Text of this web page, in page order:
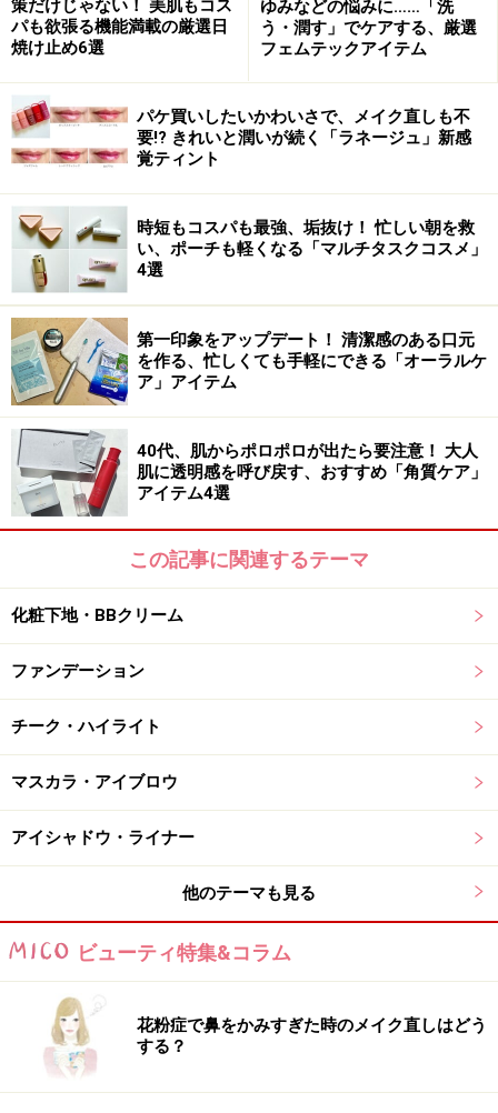
ルナソル モデリングウォーターリクイド
ファンデーション 25ml \5,250(税込)
人気のファンデの進化バージョン。水分がたっぷりと含
まれているからのびもバツグンで、みずみずしく、つる
つるっとしたテクスチャーは、ファンデとは思えない肌
当たり。それでいて肌のアラを自然にカバーし、ツヤ感
プしながらくすみを感じないほど、崩れが気にならない
のも◎。
【商品お問合せ先】カネボウ化粧品0120-518-520
この商品についてのクチコミを書く・読む
※記事内容は執筆時点のものです。最新の内容をご確認くださ
い。
※個人の体質、また、誤った方法による実践に起因して肌荒れや
不調を引き起こす場合があります。実践の際には、必ず自身の体
質及び健康状態を十分に考慮し、正しい方法で行ってください。
また、全ての方への有効性を保証するものではありません。
策だけじゃない！ 美肌もコス
パも欲張る機能満載の厳選日
焼け止め6選
ゆみなどの悩みに……「洗
う・潤す」でケアする、厳選
フェムテックアイテム
パケ買いしたいかわいさで、メイク直しも不
要!? きれいと潤いが続く「ラネージュ」新感
覚ティント
時短もコスパも最強、垢抜け！ 忙しい朝を救
い、ポーチも軽くなる「マルチタスクコスメ」
4選
第一印象をアップデート！ 清潔感のある口元
を作る、忙しくても手軽にできる「オーラルケ
ア」アイテム
40代、肌からポロポロが出たら要注意！ 大人
肌に透明感を呼び戻す、おすすめ「角質ケア」
アイテム4選
この記事に関連するテーマ
化粧下地・BBクリーム
ファンデーション
チーク・ハイライト
マスカラ・アイブロウ
アイシャドウ・ライナー
他のテーマも見る
ビューティ特集&コラム
花粉症で鼻をかみすぎた時のメイク直しはどう
する？